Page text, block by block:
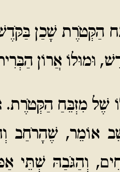
הַקְּטֹרֶת שָׁכַן בַּקֹּדֶשׁ
וּמוּלוֹ אֲרוֹן
שֶׁל מִזְבֵּחַ
אוֹמֵר, שֶׁהָרֹחַב
וְהַגֹּבַהּ שְׁתֵּי